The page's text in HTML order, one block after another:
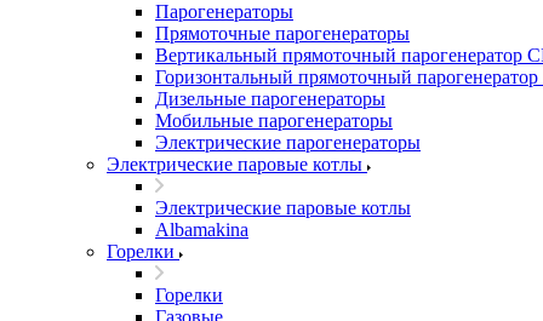
Парогенераторы
Прямоточные парогенераторы
Вертикальный прямоточный парогенератор
Горизонтальный прямоточный
Дизельные парогенераторы
Мобильные парогенераторы
Электрические парогенераторы
Электрические паровые котлы
Электрические паровые котлы
Albamakina
Горелки
Горелки
Газовые